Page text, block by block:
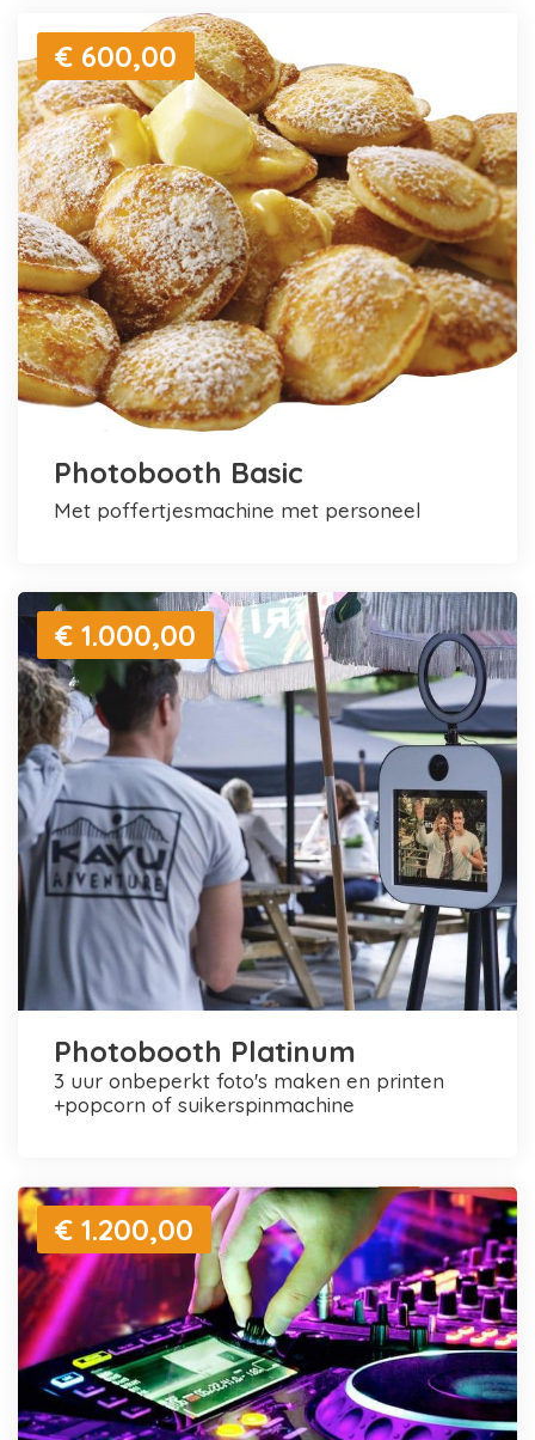
€ 600,00
Photobooth Basic
met poffertjesmachine met personeel
€ 1.000,00
Photobooth Platinum
3 uur onbeperkt foto's maken en printen
+popcorn of suikerspinmachine
€ 1.200,00